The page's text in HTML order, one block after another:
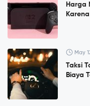
Harga
May
Taksi
Biaya